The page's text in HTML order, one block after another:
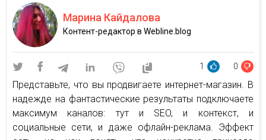
Марина Кайдалова
Контент-редактор в Webline.blog
1 0
Представьте, что вы продвигаете интернет-магазин. В
надежде на фантастические результаты подключаете
максимум каналов: тут и SEO, и контекст, и
социальные сети, и даже офлайн-реклама. Эффект